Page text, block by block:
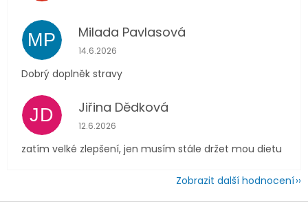
MP Milada Pavlasová
Hodnocení obchodu je 5 z 5 hvězdiček.
14.6.2026
Dobrý doplněk stravy
JD Jiřina Dědková
Hodnocení obchodu je 4 z 5 hvězdiček.
12.6.2026
zatím velké zlepšení, jen musím stále držet mou dietu
Zobrazit další hodnocení
Z